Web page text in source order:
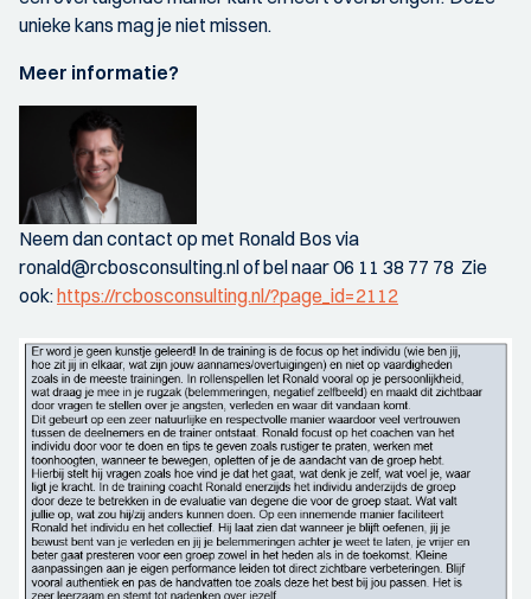
unieke kans mag je niet missen.
Meer informatie?
Neem dan contact op met Ronald Bos via
ronald@rcbosconsulting.nl of bel naar 06 11 38 77 78 Zie
ook:https://rcbosconsulting.nl/?page_id=2112